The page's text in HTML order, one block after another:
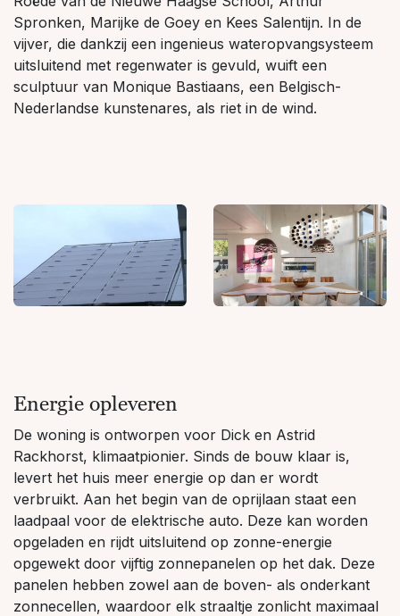
Spronken, Marijke de Goey en Kees Salentijn. In de
vijver, die dankzij een ingenieus wateropvangsysteem
uitsluitend met regenwater is gevuld, wuift een
sculptuur van Monique Bastiaans, een Belgisch-
Nederlandse kunstenares, als riet in de wind.
Energie opleveren
De woning is ontworpen voor Dick en Astrid
Rackhorst, klimaatpionier. Sinds de bouw klaar is,
levert het huis meer energie op dan er wordt
verbruikt. Aan het begin van de oprijlaan staat een
laadpaal voor de elektrische auto. Deze kan worden
opgeladen en rijdt uitsluitend op zonne-energie
opgewekt door vijftig zonnepanelen op het dak. Deze
panelen hebben zowel aan de boven- als onderkant
zonnecellen, waardoor elk straaltje zonlicht maximaal